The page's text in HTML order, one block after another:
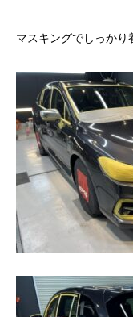
マスキングでしっかり